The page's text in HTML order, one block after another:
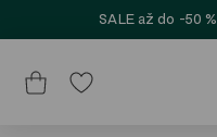
SALE až do -50